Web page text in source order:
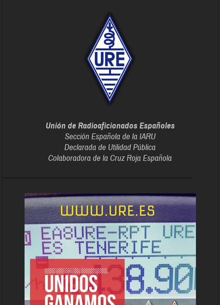
Unión de Radioaficionados Españoles
Sección Española de la IARU
Declarada de Utilidad Pública
Colaboradora de la Cruz Roja Española